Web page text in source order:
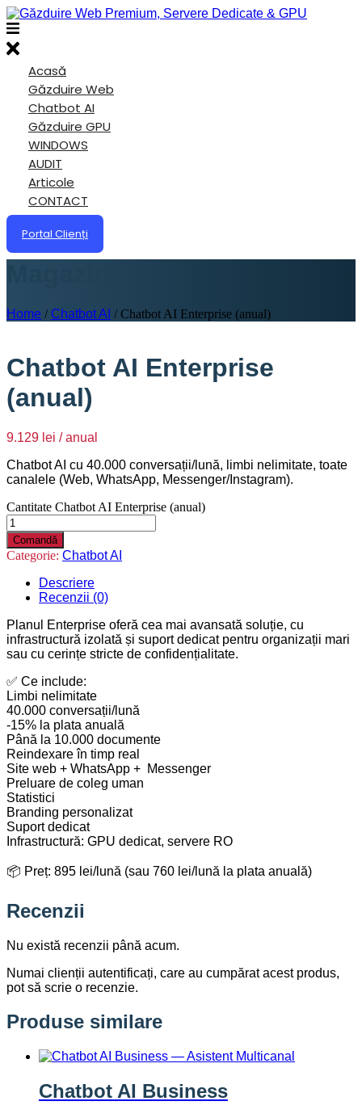
Acasă
Găzduire Web
Chatbot AI
Găzduire GPU
WINDOWS
AUDIT
Articole
CONTACT
Portal Clienți
Home / Chatbot AI / Chatbot AI Enterprise (anual)
Chatbot AI Enterprise
(anual)
9.129 lei / anual
Chatbot AI cu 40.000 conversații/lună, limbi nelimitate, toate
canalele (Web, WhatsApp, Messenger/Instagram).
Cantitate Chatbot AI Enterprise (anual)
Comandă
Categorie: Chatbot AI
Descriere
Recenzii (0)
Planul Enterprise oferă cea mai avansată soluție, cu
infrastructură izolată și suport dedicat pentru organizații mari
sau cu cerințe stricte de confidențialitate.
✅ Ce include:
Limbi nelimitate
40.000 conversații/lună
-15% la plata anuală
Până la 10.000 documente
Reindexare în timp real
Site web + WhatsApp + Messenger
Preluare de coleg uman
Statistici
Branding personalizat
Suport dedicat
Infrastructură: GPU dedicat, servere RO
📦 Preț: 895 lei/lună (sau 760 lei/lună la plata anuală)
Recenzii
Nu există recenzii până acum.
Numai clienții autentificați, care au cumpărat acest produs,
pot să scrie o recenzie.
Produse similare
Chatbot AI Business